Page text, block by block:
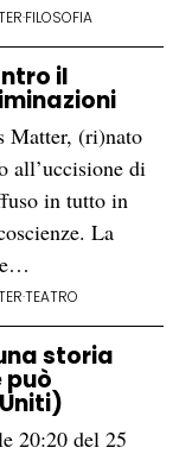
·FILOSOFIA
il
Matter, (ri)nato
all’uccisione di
in tutto in
La
·TEATRO
storia
20:20 del 25